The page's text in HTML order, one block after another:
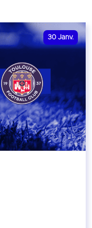
30 Janv.